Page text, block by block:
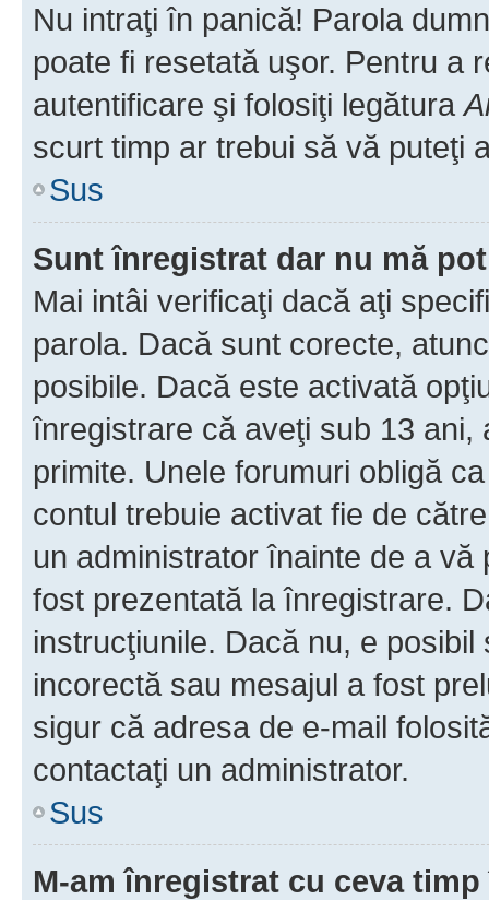
Nu intraţi în panică! Parola
poate fi resetată uşor. Pentru a
autentificare şi folosiţi legătura
scurt timp ar trebui să vă puteţi
Sus
Sunt înregistrat dar nu mă
Mai intâi verificaţi dacă aţi
parola. Dacă sunt corecte,
posibile. Dacă este activată
înregistrare că aveţi sub 13
primite. Unele forumuri obligă
contul trebuie activat fie de
un administrator înainte de a
fost prezentată la înregistrare.
instrucţiunile. Dacă nu, e
incorectă sau mesajul a fost
sigur că adresa de e-mail
contactaţi un administrator.
Sus
M-am înregistrat cu ceva